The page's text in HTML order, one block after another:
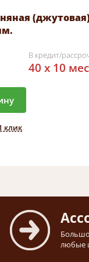
клик
В кредит/
40 x 10
любые